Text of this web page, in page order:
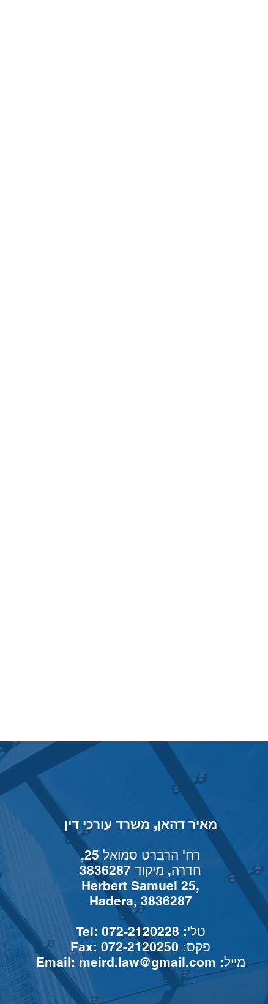
מאיר דהאן, משרד עורכי דין
רח' הרברט סמואל 25,
חדרה, מיקוד 3836287
Herbert Samuel 25,
Hadera, 3836287
Tel: טל': 072-2120228
Fax: פקס: 072-2120250
Email: meird.law@gmail.com :מייל